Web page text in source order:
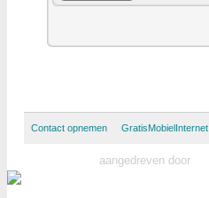
Contact opnemen GratisMobielInternet
aangedreven door